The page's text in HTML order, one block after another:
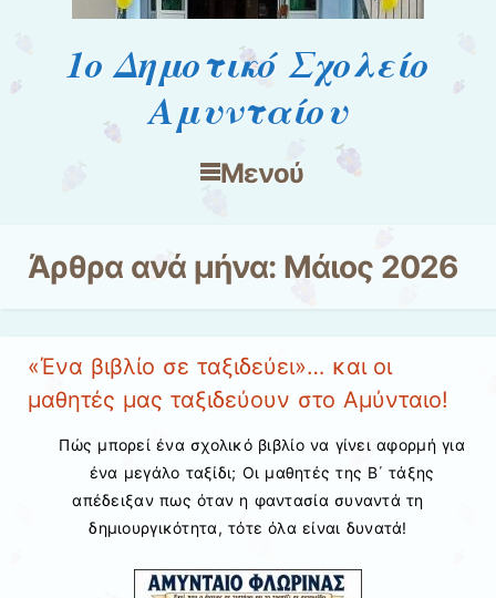
1o Δημοτικό Σχολείο
Αμυνταίου
Μενού
Άρθρα ανά μήνα: Μάιος 2026
«Ένα βιβλίο σε ταξιδεύει»… και οι
μαθητές μας ταξιδεύουν στο Αμύνταιο!
Πώς μπορεί ένα σχολικό βιβλίο να γίνει αφορμή για
ένα μεγάλο ταξίδι; Οι μαθητές της Β΄ τάξης
απέδειξαν πως όταν η φαντασία συναντά τη
δημιουργικότητα, τότε όλα είναι δυνατά!